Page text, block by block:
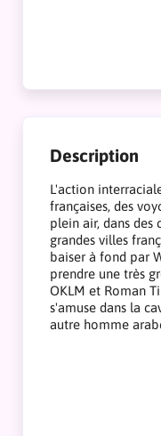
Description
L'action
françaises, des
plein air, dans des
grandes villes
baiser à fond par
prendre une très
OKLM et Roman
s'amuse dans la
autre homme